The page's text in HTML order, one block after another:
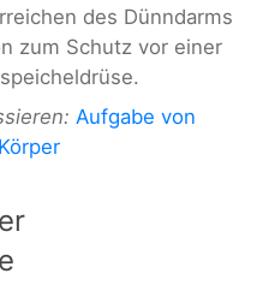
des Dünndarms
zum Schutz vor einer
Aufgabe von